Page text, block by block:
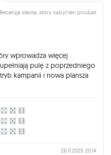
Recenzja klienta, który nabył ten produkt
wprowadza więcej
pulę z poprzedniego
kampanii i nowa plansza
26.11.2025 20:14